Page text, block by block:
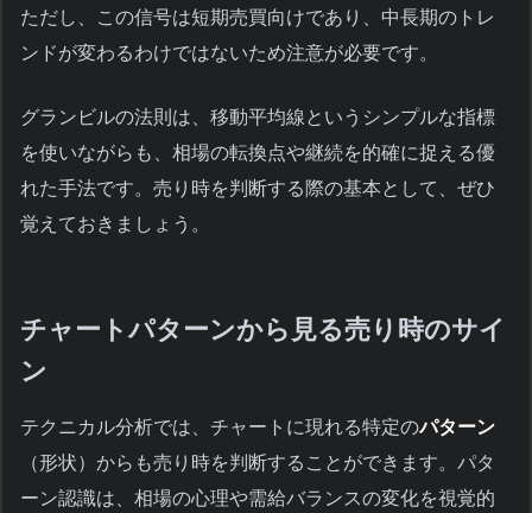
ただし、この信号は短期売買向けであり、中長期のトレ
ンドが変わるわけではないため注意が必要です。
グランビルの法則は、移動平均線というシンプルな指標
を使いながらも、相場の転換点や継続を的確に捉える優
れた手法です。売り時を判断する際の基本として、ぜひ
覚えておきましょう。
チャートパターンから見る売り時のサイ
ン
テクニカル分析では、チャートに現れる特定のパターン
（形状）からも売り時を判断することができます。パタ
ーン認識は、相場の心理や需給バランスの変化を視覚的